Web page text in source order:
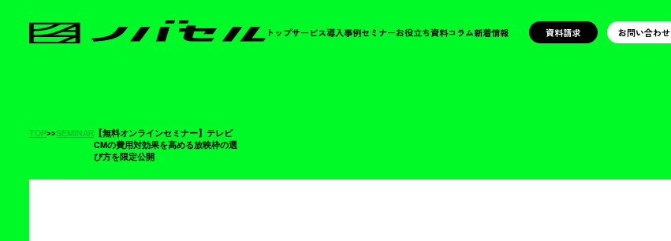
トップサービス導入事例セミナーお役立ち資料コラム新着情報 資料請求 お問い合わせ
TOP>>SEMINAR 【無料オンラインセミナー】テレビ
CMの費用対効果を高める放映枠の選
び方を限定公開